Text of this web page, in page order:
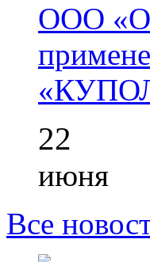
ООО
22
июня
Все